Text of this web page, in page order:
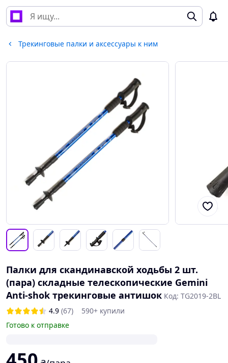
Трекинговые палки и аксессуары к ним
Палки для скандинавской ходьбы 2 шт.
(пара) складные телескопические Gemini
Anti-shok трекинговые антишок Код: TG2019-2BL
4.9 (67)
590+ купили
Готово к отправке